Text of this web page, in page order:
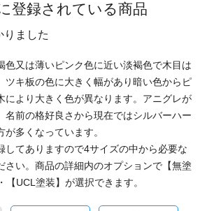
登録されている商品
りました
色又は薄いピンク色に近い淡褐色で木目は
ツキ板の色に大きく幅があり暗い色からピ
により大きく色が異なります。アニグレが
名前の格好良さから現在ではシルバーハー
が多くなっています。
してありますので4サイズの中から必要な
さい。商品の詳細内のオプションで【無塗
【UCL塗装】が選択できます。